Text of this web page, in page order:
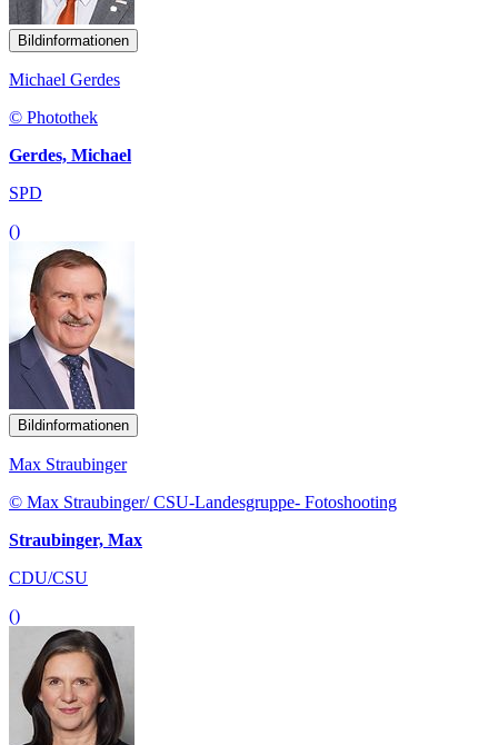
Bildinformationen
Michael Gerdes
© Photothek
Gerdes, Michael
SPD
()
Bildinformationen
Max Straubinger
© Max Straubinger/ CSU-Landesgruppe- Fotoshooting
Straubinger, Max
CDU/CSU
()